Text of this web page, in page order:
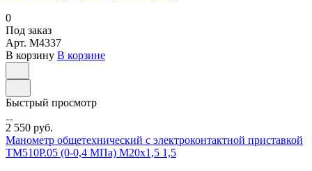
0
Под заказ
Арт. M4337
В корзину В корзине
Быстрый просмотр
2 550 руб.
Манометр общетехнический с электроконтактной приставкой
ТМ510Р.05 (0-0,4 МПа) М20х1,5 1,5